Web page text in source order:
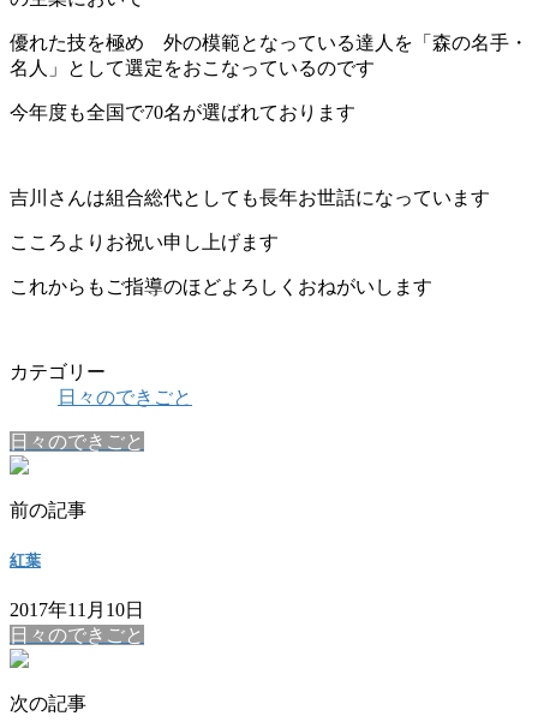
優れた技を極め 外の模範となっている達人を「森の名手・
名人」として選定をおこなっているのです
今年度も全国で70名が選ばれております
吉川さんは組合総代としても長年お世話になっています
こころよりお祝い申し上げます
これからもご指導のほどよろしくおねがいします
カテゴリー
日々のできごと
日々のできごと
前の記事
紅葉
2017年11月10日
日々のできごと
次の記事